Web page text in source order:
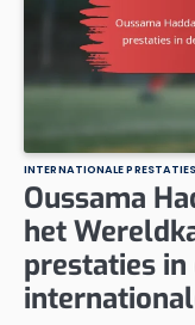
INTERNATIONALE PRESTATIES
Oussama
het
prestaties in